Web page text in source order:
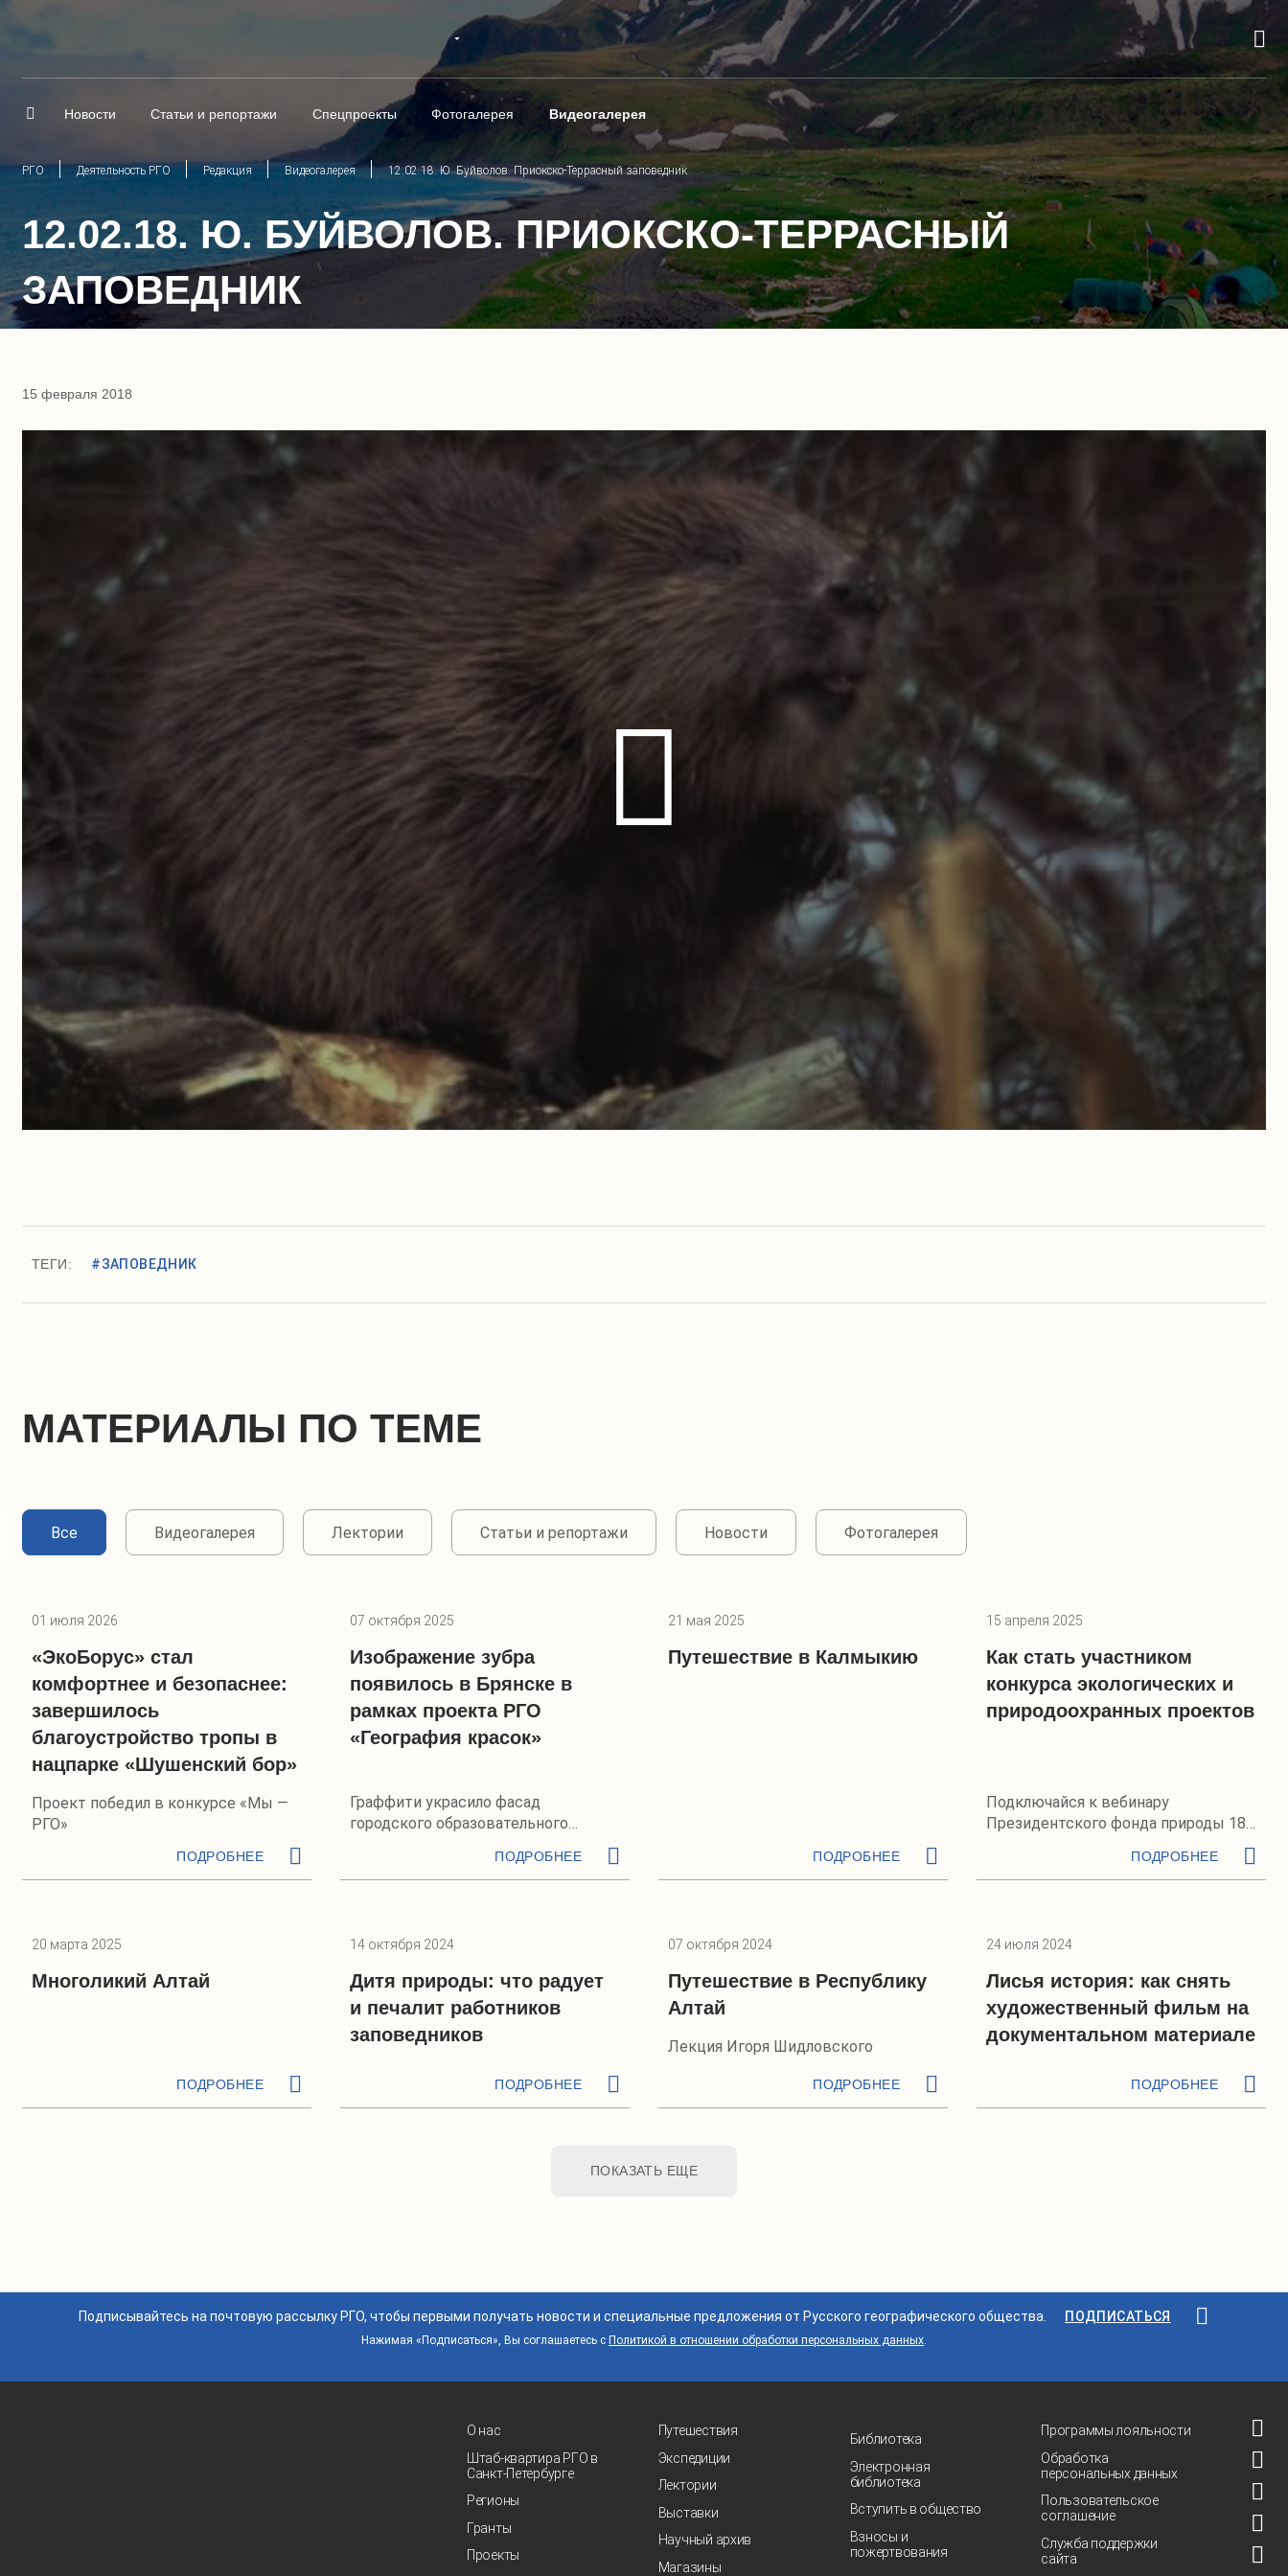
Новости Статьи и репортажи Спецпроекты Фотогалерея Видеогалерея
РГО Деятельность РГО Редакция Видеогалерея 12.02.18. Ю. Буйволов. Приокско-Террасный заповедник
12.02.18. Ю. БУЙВОЛОВ. ПРИОКСКО-ТЕРРАСНЫЙ
ЗАПОВЕДНИК
15 февраля 2018
ТЕГИ: #ЗАПОВЕДНИК
МАТЕРИАЛЫ ПО ТЕМЕ
Все Видеогалерея Лектории Статьи и репортажи Новости Фотогалерея
01 июля 2026
«ЭкоБорус» стал
комфортнее и безопаснее:
завершилось
благоустройство тропы в
нацпарке «Шушенский бор»
Проект победил в конкурсе «Мы —
РГО»
ПОДРОБНЕЕ
07 октября 2025
Изображение зубра
появилось в Брянске в
рамках проекта РГО
«География красок»
Граффити украсило фасад
городского образовательного
ПОДРОБНЕЕ
21 мая 2025
Путешествие в Калмыкию
ПОДРОБНЕЕ
15 апреля 2025
Как стать участником
конкурса экологических и
природоохранных проектов
Подключайся к вебинару
Президентского фонда природы 18
ПОДРОБНЕЕ
20 марта 2025
Многоликий Алтай
ПОДРОБНЕЕ
14 октября 2024
Дитя природы: что радует
и печалит работников
заповедников
ПОДРОБНЕЕ
07 октября 2024
Путешествие в Республику
Алтай
Лекция Игоря Шидловского
ПОДРОБНЕЕ
24 июля 2024
Лисья история: как снять
художественный фильм на
документальном материале
ПОДРОБНЕЕ
ПОКАЗАТЬ ЕЩЕ
Подписывайтесь на почтовую рассылку РГО, чтобы первыми получать новости и специальные предложения от Русского географического общества. ПОДПИСАТЬСЯ
Нажимая «Подписаться», Вы соглашаетесь с Политикой в отношении обработки персональных данных.
О нас
Штаб-квартира РГО в
Санкт‑Петербурге
Регионы
Гранты
Проекты
Путешествия
Экспедиции
Лектории
Выставки
Научный архив
Магазины
Библиотека
Электронная
библиотека
Вступить в общество
Взносы и
пожертвования
Программы лояльности
Обработка
персональных данных
Пользовательское
соглашение
Служба поддержки
сайта